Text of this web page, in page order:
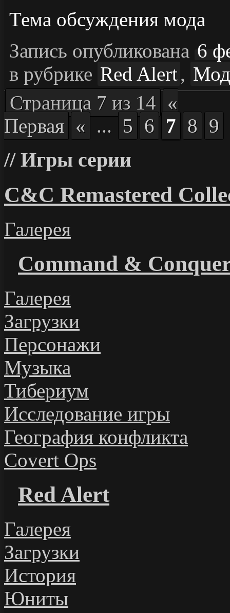
Тема обсуждения мода
Запись опубликована 6
в рубрике Red Alert,
Страница 7 из 14 «
Первая « ... 5 6 7 8 9
Игры серии
C&C Remastered
Галерея
Command &
Галерея
Загрузки
Персонажи
Музыка
Тибериум
Исследование игры
География конфликта
Covert Ops
Red Alert
Галерея
Загрузки
История
Юниты